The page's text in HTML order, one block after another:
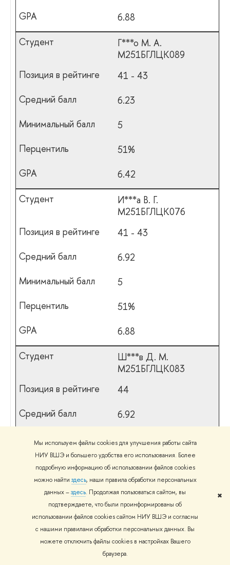
Мы используем файлы cookies для улучшения работы сайта
НИУ ВШЭ и большего удобства его использования. Более
подробную информацию об использовании файлов cookies
можно найти здесь, наши правила обработки персональных
данных –здесь. Продолжая пользоваться сайтом, вы
подтверждаете, что были проинформированы об
использовании файлов cookies сайтом НИУ ВШЭ и согласны
с нашими правилами обработки персональных данных. Вы
можете отключить файлы cookies в настройках Вашего
браузера.
✖
6.88
Г***о М. А.
М251БГЛЦК089
41 - 43
6.23
5
51%
6.42
И***а В. Г.
М251БГЛЦК076
41 - 43
6.92
5
51%
6.88
Ш***в Д. М.
М251БГЛЦК083
44
6.92
5
55%
6.86
Н***н И. Л.
М251БГЛЦК079
45